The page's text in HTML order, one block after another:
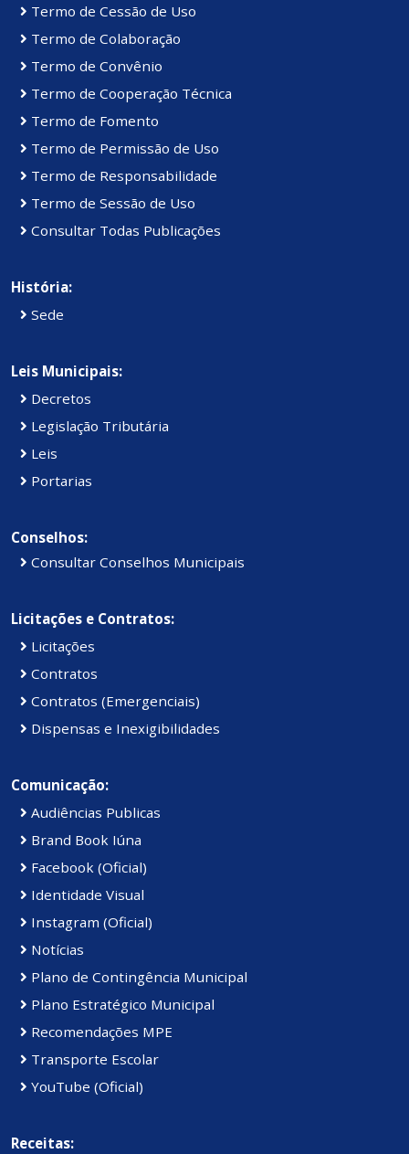
Termo de Cessão de Uso
Termo de Colaboração
Termo de Convênio
Termo de Cooperação Técnica
Termo de Fomento
Termo de Permissão de Uso
Termo de Responsabilidade
Termo de Sessão de Uso
Consultar Todas Publicações
História:
Sede
Leis Municipais:
Decretos
Legislação Tributária
Leis
Portarias
Conselhos:
Consultar Conselhos Municipais
Licitações e Contratos:
Licitações
Contratos
Contratos (Emergenciais)
Dispensas e Inexigibilidades
Comunicação:
Audiências Publicas
Brand Book Iúna
Facebook (Oficial)
Identidade Visual
Instagram (Oficial)
Notícias
Plano de Contingência Municipal
Plano Estratégico Municipal
Recomendações MPE
Transporte Escolar
YouTube (Oficial)
Receitas: